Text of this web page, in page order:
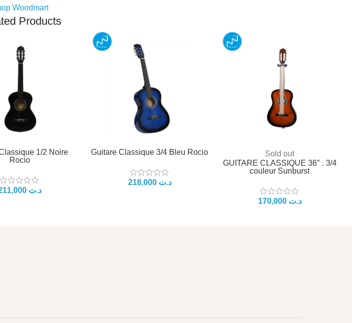
Woodmart
Products
1/2 Noire
Rocio
د.ت
Guitare Classique 3/4 Bleu Rocio
د.ت
Sold out
GUITARE CLASSIQUE 36″ . 3/4
couleur Sunburst
د.ت